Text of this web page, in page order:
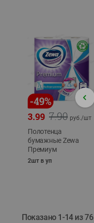
-49%
7.90
3.99 руб./шт
Полотенца
бумажные Zewa
Премиум
2шт в уп
Показано 1-14 из 76